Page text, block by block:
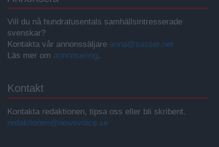
Vill du nå hundratusentals samhällsintresserade
svenskar?
Kontakta vår annonssäljare anna@sasser.net
Läs mer om annonsering.
Kontakt
Kontakta redaktionen, tipsa oss eller bli skribent.
redaktionen@newsvoice.se